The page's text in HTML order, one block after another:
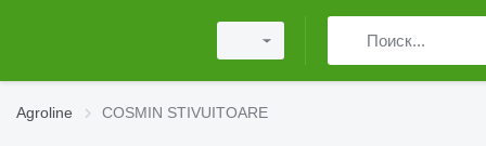
Agroline COSMIN STIVUITOARE